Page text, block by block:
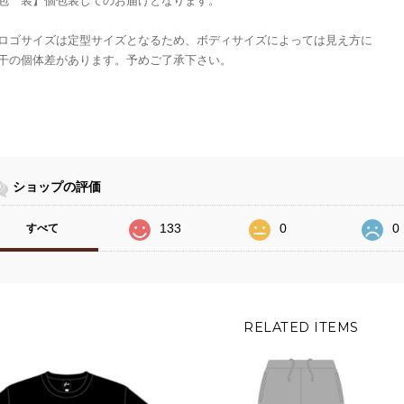
ゴサイズは定型サイズとなるため、ボディサイズによっては見え方に
の個体差があります。予めご了承下さい。
ショップの評価
すべて 133 0 0
RELATED ITEMS